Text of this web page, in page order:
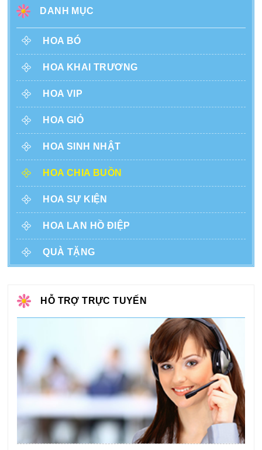
DANH MỤC
HOA BÓ
HOA KHAI TRƯƠNG
HOA VIP
HOA GIỎ
HOA SINH NHẬT
HOA CHIA BUỒN
HOA SỰ KIỆN
HOA LAN HỒ ĐIỆP
QUÀ TẶNG
HỖ TRỢ TRỰC TUYẾN